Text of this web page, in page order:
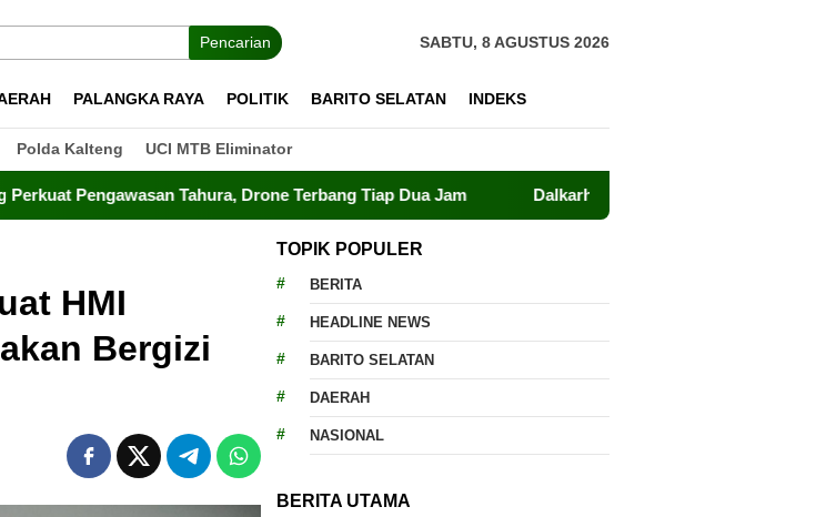
Pencarian SABTU, 8 AGUSTUS 2026
PALANGKA RAYA POLITIK BARITO SELATAN INDEKS
Polda Kalteng UCI MTB Eliminator
Tahura, Drone Terbang Tiap Dua Jam Dalkarhutla Dishut Kalteng Sigap Tangani Kebakaran
HMI
Bergizi
TOPIK POPULER
BERITA
HEADLINE NEWS
BARITO SELATAN
DAERAH
NASIONAL
BERITA UTAMA